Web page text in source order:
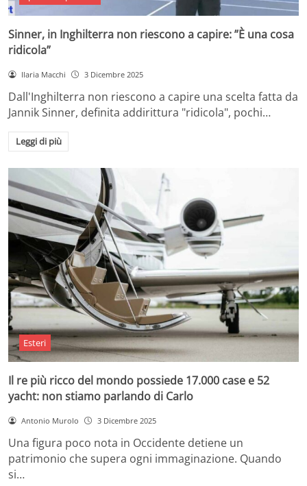
Sinner, in Inghilterra non riescono a capire: ”È una cosa
ridicola”
Ilaria Macchi 3 Dicembre 2025
Dall'Inghilterra non riescono a capire una scelta fatta da
Jannik Sinner, definita addirittura "ridicola", pochi…
Leggi di più
Esteri
Il re più ricco del mondo possiede 17.000 case e 52
yacht: non stiamo parlando di Carlo
Antonio Murolo 3 Dicembre 2025
Una figura poco nota in Occidente detiene un
patrimonio che supera ogni immaginazione. Quando
si…